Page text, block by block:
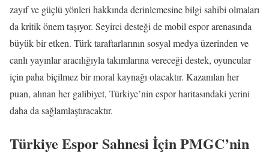
zayıf ve güçlü yönleri hakkında derinlemesine bilgi sahibi olmaları
da kritik önem taşıyor. Seyirci desteği de mobil espor arenasında
büyük bir etken. Türk taraftarlarının sosyal medya üzerinden ve
canlı yayınlar aracılığıyla takımlarına vereceği destek, oyuncular
için paha biçilmez bir moral kaynağı olacaktır. Kazanılan her
puan, alınan her galibiyet, Türkiye’nin espor haritasındaki yerini
daha da sağlamlaştıracaktır.
Türkiye Espor Sahnesi İçin PMGC’nin